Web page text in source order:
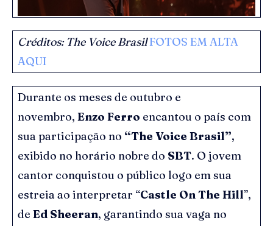
Créditos: The Voice BrasilFOTOS EM ALTA
AQUI
Durante os meses de outubro e
novembro, Enzo Ferro encantou o país com
sua participação no “The Voice Brasil”,
exibido no horário nobre do SBT. O jovem
cantor conquistou o público logo em sua
estreia ao interpretar “Castle On The Hill”,
de Ed Sheeran, garantindo sua vaga no